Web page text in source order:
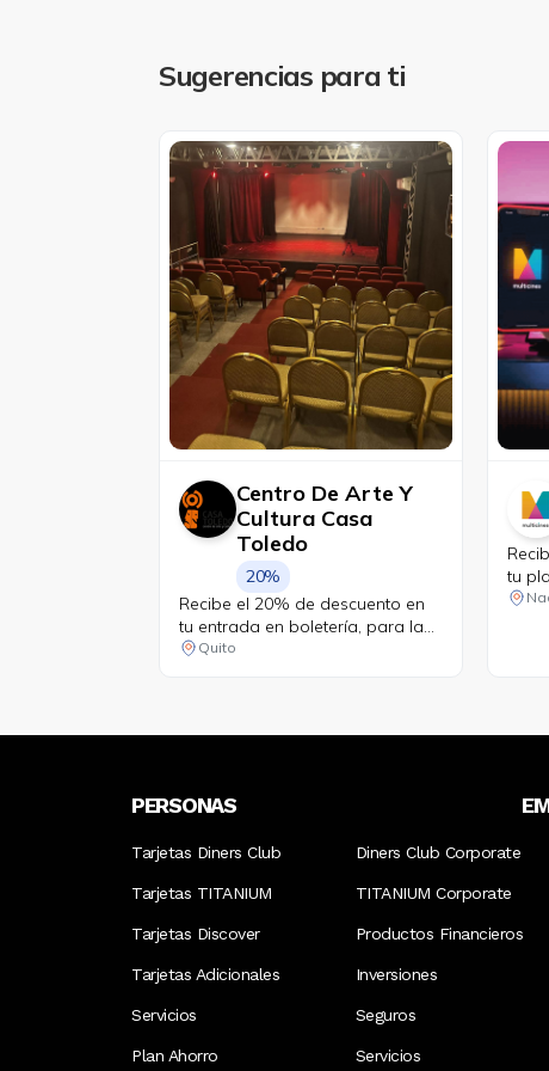
Sugerencias para ti
Centro De Arte Y
Cultura Casa
Toledo
20%
Recibe el 20% de descuento en
tu entrada en boletería, para la
obra ¿Qué carajos con el amor?
Quito
tu
PERSONAS
Tarjetas Diners Club
Tarjetas TITANIUM
Tarjetas Discover
Tarjetas Adicionales
Servicios
Plan Ahorro
Diners Club Corporate
TITANIUM Corporate
Productos Financieros
Inversiones
Seguros
Servicios